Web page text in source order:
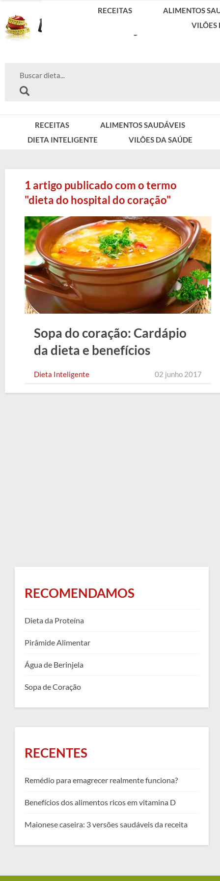
RECEITAS
ALIMENTOS SAUDÁVEIS
DIETA INTELIGENTE
VILÕES DA SAÚDE
RECEITAS
ALIMENTOS
VILÕES
1 artigo publicado com o termo
"dieta do hospital do coração"
Sopa do coração: Cardápio
da dieta e benefícios
Dieta Inteligente 02 junho 2017
RECOMENDAMOS
Dieta da Proteína
Pirâmide Alimentar
Água de Berinjela
Sopa de Coração
RECENTES
Remédio para emagrecer realmente funciona?
Benefícios dos alimentos ricos em vitamina D
Maionese caseira: 3 versões saudáveis da receita